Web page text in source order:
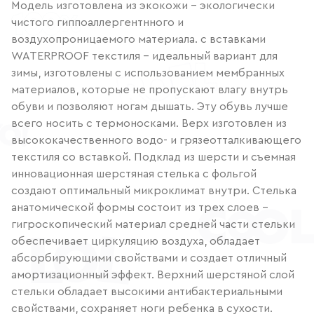
Модель изготовлена из экокожи - экологически
чистого гиппоаллергентнного и
воздухопроницаемого материала. с вставками
WATERPROOF текстиля - идеальный вариант для
зимы, изготовлены с использованием мембранных
материалов, которые не пропускают влагу внутрь
обуви и позволяют ногам дышать. Эту обувь лучше
всего носить с термоносками. Верх изготовлен из
высококачественного водо- и грязеотталкивающего
текстиля со вставкой. Подклад из шерсти и съемная
инновационная шерстяная стелька с фольгой
создают оптимальный микроклимат внутри. Стелька
анатомической формы состоит из трех слоев -
гигроскопический материал средней части стельки
обеспечивает циркуляцию воздуха, обладает
абсорбирующими свойствами и создает отличный
амортизационный эффект. Верхний шерстяной слой
стельки обладает высокими антибактериальными
свойствами, сохраняет ноги ребенка в сухости.